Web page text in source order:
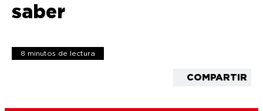
saber
8 minutos de lectura
COMPARTIR